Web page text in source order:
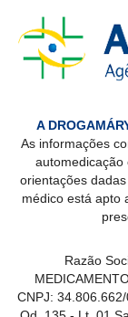
A
As informações
automedicação
orientações
médico está apto
Razão
CNPJ: